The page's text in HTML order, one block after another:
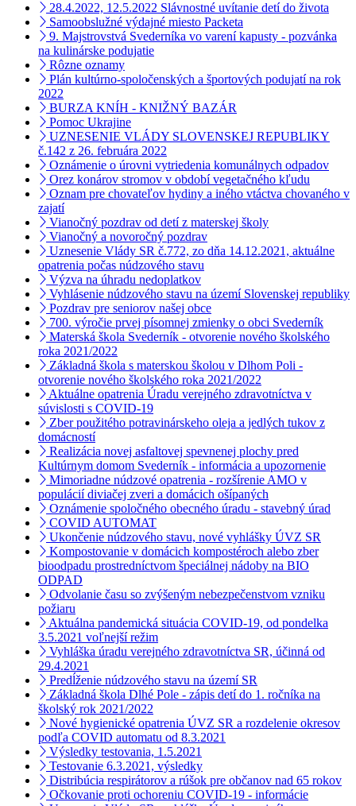
28.4.2022, 12.5.2022 Slávnostné uvítanie detí do života
Samoobslužné výdajné miesto Packeta
9. Majstrovstvá Svederníka vo varení kapusty - pozvánka
na kulinárske podujatie
Rôzne oznamy
Plán kultúrno-spoločenských a športových podujatí na rok
2022
BURZA KNÍH - KNIŽNÝ BAZÁR
Pomoc Ukrajine
UZNESENIE VLÁDY SLOVENSKEJ REPUBLIKY
č.142 z 26. februára 2022
Oznámenie o úrovni vytriedenia komunálnych odpadov
Orez konárov stromov v období vegetačného kľudu
Oznam pre chovateľov hydiny a iného vtáctva chovaného v
zajatí
Vianočný pozdrav od detí z materskej školy
Vianočný a novoročný pozdrav
Uznesenie Vlády SR č.772, zo dňa 14.12.2021, aktuálne
opatrenia počas núdzového stavu
Výzva na úhradu nedoplatkov
Vyhlásenie núdzového stavu na území Slovenskej republiky
Pozdrav pre seniorov našej obce
700. výročie prvej písomnej zmienky o obci Svederník
Materská škola Svederník - otvorenie nového školského
roka 2021/2022
Základná škola s materskou školou v Dlhom Poli -
otvorenie nového školského roka 2021/2022
Aktuálne opatrenia Úradu verejného zdravotníctva v
súvislosti s COVID-19
Zber použitého potravinárskeho oleja a jedlých tukov z
domácností
Realizácia novej asfaltovej spevnenej plochy pred
Kultúrnym domom Svederník - informácia a upozornenie
Mimoriadne núdzové opatrenia - rozšírenie AMO v
populácií diviačej zveri a domácich ošípaných
Oznámenie spoločného obecného úradu - stavebný úrad
COVID AUTOMAT
Ukončenie núdzového stavu, nové vyhlášky ÚVZ SR
Kompostovanie v domácich kompostéroch alebo zber
bioodpadu prostredníctvom špeciálnej nádoby na BIO
ODPAD
Odvolanie času so zvýšeným nebezpečenstvom vzniku
požiaru
Aktuálna pandemická situácia COVID-19, od pondelka
3.5.2021 voľnejší režim
Vyhláška úradu verejného zdravotníctva SR, účinná od
29.4.2021
Predĺženie núdzového stavu na území SR
Základná škola Dlhé Pole - zápis detí do 1. ročníka na
školský rok 2021/2022
Nové hygienické opatrenia ÚVZ SR a rozdelenie okresov
podľa COVID automatu od 8.3.2021
Výsledky testovania, 1.5.2021
Testovanie 6.3.2021, výsledky
Distribúcia respirátorov a rúšok pre občanov nad 65 rokov
Očkovanie proti ochoreniu COVID-19 - informácie